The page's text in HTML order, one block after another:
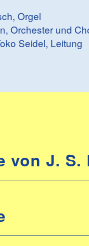
Orgel
Orchester und
Seidel, Leitung
von J. S.